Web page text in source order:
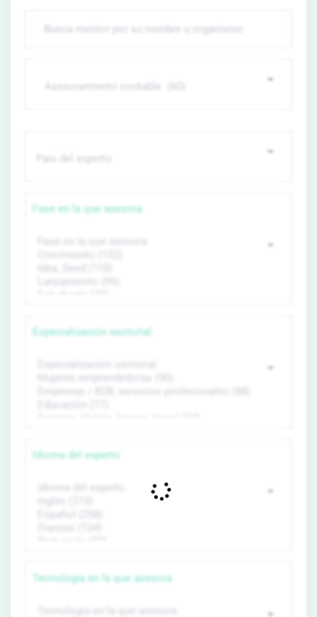
Fase en la que asesora
Especialización sectorial
Idioma del experto
Tecnología en la que asesora